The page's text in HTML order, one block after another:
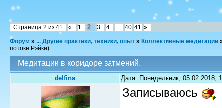
Страница 2 из 41 « 1 2 3 4 40 41 »
Форум » ... Другие практики, техники, опыт » Коллективные медитации
потоке Рэйки)
Медитации в коридоре затмений.
delfina Дата: Понедельник, 05.02.2018,
Записываюсь